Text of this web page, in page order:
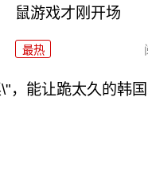
鼠游戏才刚开场
最热
，能让跪太久的韩国